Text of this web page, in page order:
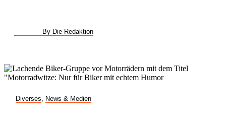
By Die Redaktion
Diverses News & Medien